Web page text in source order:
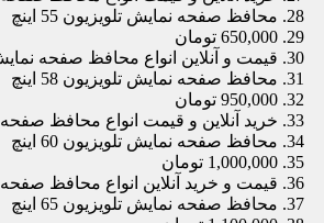
محافظ صفحه نمایش تلویزیون 55 اینچ
650,000 تومان
قیمت و آنلاین انواع محافظ صفحه نمایش
محافظ صفحه نمایش تلویزیون 58 اینچ
950,000 تومان
خرید آنلاین و قیمت انواع محافظ صفحه
محافظ صفحه نمایش تلویزیون 60 اینچ
1,000,000 تومان
قیمت و خرید آنلاین انواع محافظ صفحه
محافظ صفحه نمایش تلویزیون 65 اینچ